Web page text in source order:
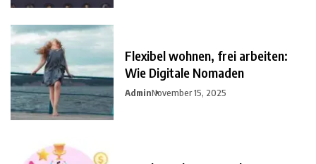
Flexibel wohnen, frei arbeiten:
Wie Digitale Nomaden
AdminNovember 15, 2025